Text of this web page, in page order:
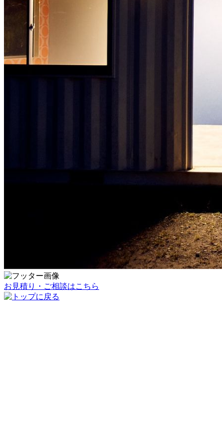
お見積り・ご相談はこちら